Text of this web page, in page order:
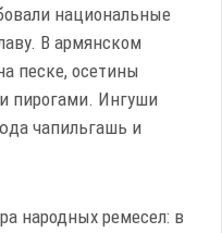
национальные
В армянском
песке, осетины
пирогами. Ингуши
чапильгашь и
народных ремесел: в